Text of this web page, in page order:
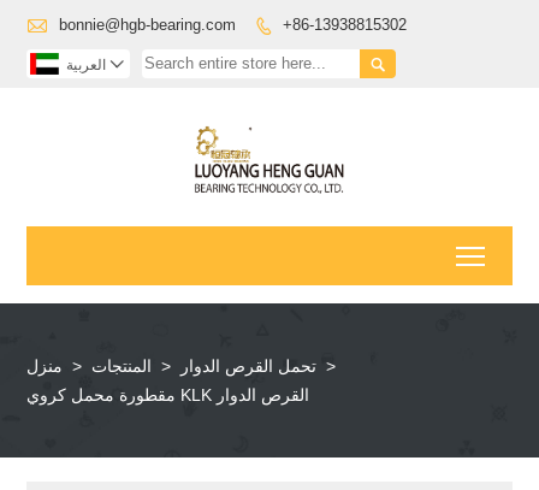
 bonnie@hgb-bearing.com  +86-13938815302
 العربية 
منزل > المنتجات > تحمل القرص الدوار >
مقطورة محمل كروي KLK القرص الدوار